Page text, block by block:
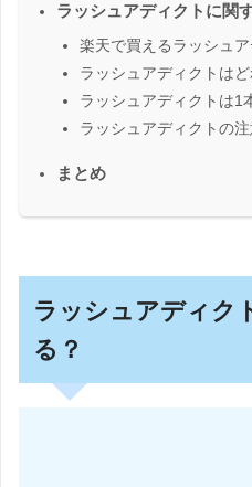
ラッシュアディクトに関
楽天で買えるラッシュ
ラッシュアディクトは
ラッシュアディクトは1
ラッシュアディクトの注
まとめ
ラッシュアディク
る？